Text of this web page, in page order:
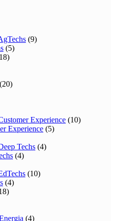
(9)
(5)
(20)
Experience (10)
Experience (5)
Techs (4)
(4)
(10)
(4)
(4)